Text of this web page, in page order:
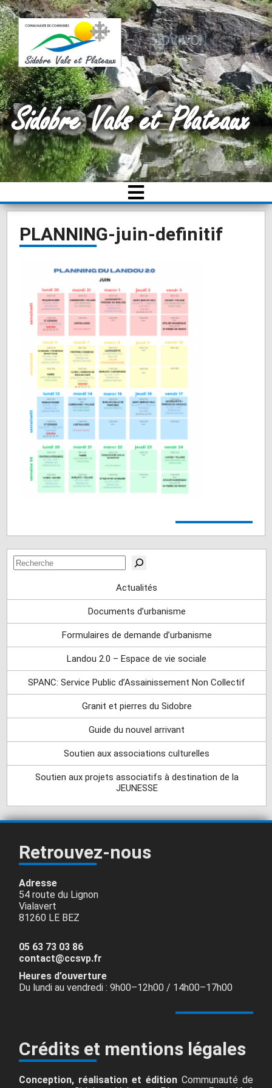
Sidobre Vals et Plateaux
PLANNING-juin-definitif
Rechercher
Actualités
Documents d’urbanisme
Formulaires de demande d’urbanisme
Landou 2.0 – Espace de vie sociale
SPANC: Service Public d’Assainissement Non Collectif
Granit et pierres du Sidobre
Guide du nouvel arrivant
Soutien aux associations culturelles
Soutien aux projets associatifs à destination de la
JEUNESSE
Retrouvez-nous
Adresse
54 route du Lignon
Vialavert
81260 LE BEZ
05 63 73 03 86
contact@ccsvp.fr
Heures d’ouverture
Du lundi au vendredi : 9h00–12h00 / 14h00–17h00
Crédits et mentions légales
Conception, réalisation et édition Communauté de